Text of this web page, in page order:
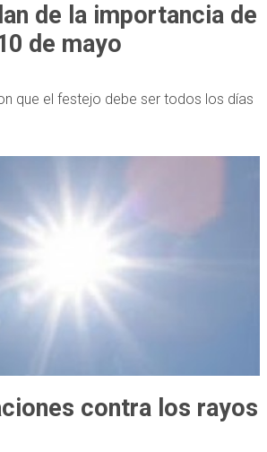
de la importancia de
de mayo
que el festejo debe ser todos los días
contra los rayos